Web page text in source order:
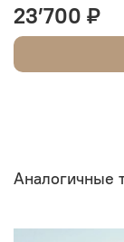
23’700 ₽
Аналогичные